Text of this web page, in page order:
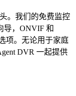
。我们的免费监控
导，ONVIF 和
项。无论用于家庭
DVR 一起提供